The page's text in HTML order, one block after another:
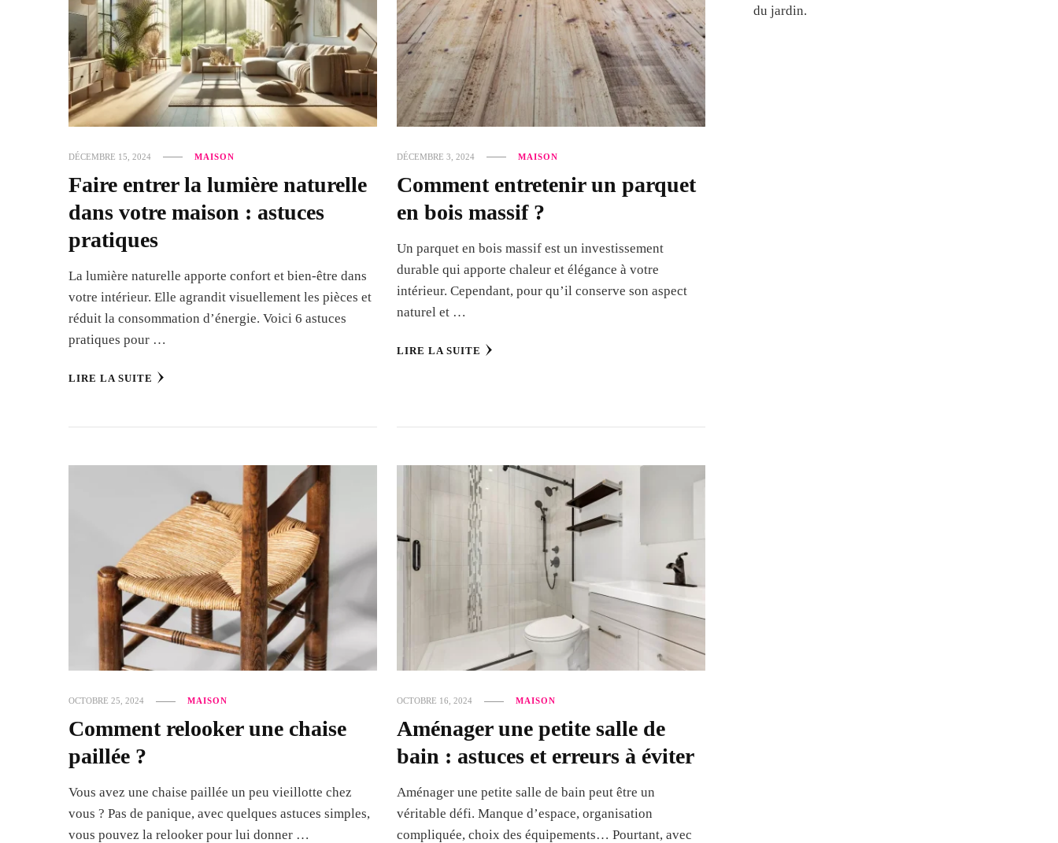
DÉCEMBRE 15, 2024 MAISON
Faire entrer la lumière naturelle
dans votre maison : astuces
pratiques
La lumière naturelle apporte confort et bien-être dans
votre intérieur. Elle agrandit visuellement les pièces et
réduit la consommation d’énergie. Voici 6 astuces
pratiques pour …
LIRE LA SUITE
DÉCEMBRE 3, 2024 MAISON
Comment entretenir un parquet
en bois massif ?
Un parquet en bois massif est un investissement
durable qui apporte chaleur et élégance à votre
intérieur. Cependant, pour qu’il conserve son aspect
naturel et …
LIRE LA SUITE
OCTOBRE 25, 2024 MAISON
Comment relooker une chaise
paillée ?
Vous avez une chaise paillée un peu vieillotte chez
vous ? Pas de panique, avec quelques astuces simples,
vous pouvez la relooker pour lui donner …
OCTOBRE 16, 2024 MAISON
Aménager une petite salle de
bain : astuces et erreurs à éviter
Aménager une petite salle de bain peut être un
véritable défi. Manque d’espace, organisation
compliquée, choix des équipements… Pourtant, avec
du jardin.